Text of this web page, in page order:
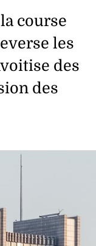
course
les
des
des